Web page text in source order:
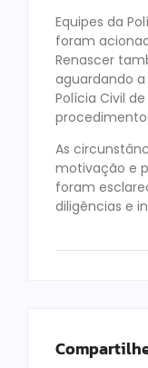
Equipes da
foram
Renascer
aguardando
Polícia Civil
As
motivação e
foram
diligências e